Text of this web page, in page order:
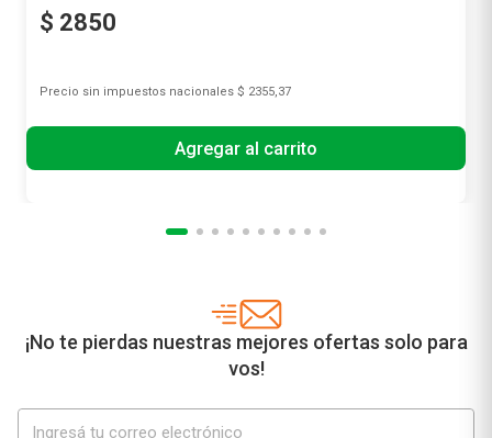
$ 2850
Precio sin impuestos nacionales $ 2355,37
Agregar al carrito
¡No te pierdas nuestras mejores ofertas solo para
vos!